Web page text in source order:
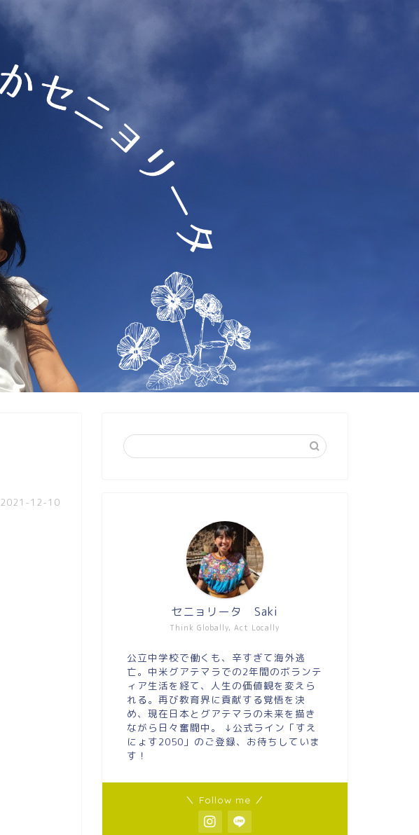
2021-12-10
Think Globally, Act Locally
セニョリータ Saki
公立中学校で働くも、辛すぎて海外逃
亡。中米グアテマラでの2年間のボランテ
ィア生活を経て、人生の価値観を変えら
れる。再び教育界に貢献する覚悟を決
め、現在日本とグアテマラの未来を描き
ながら日々奮闘中。 ↓公式ライン「すえ
にょす2050」のご登録、お待ちしていま
す！
＼ Follow me ／